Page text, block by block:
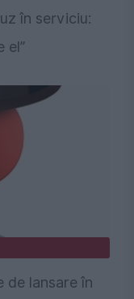
în serviciu:
el”
de lansare în